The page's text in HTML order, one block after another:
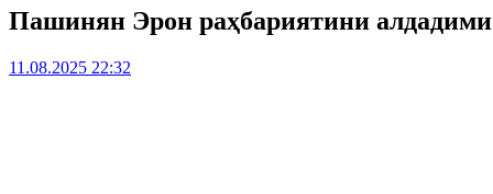
Пашинян Эрон раҳбариятини
11.08.2025 22:32